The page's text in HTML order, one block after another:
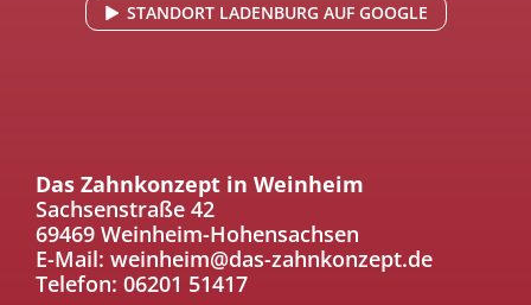
STANDORT LADENBURG AUF GOOGLE
Das Zahnkonzept in Weinheim
Sachsenstraße 42
69469 Weinheim-Hohensachsen
E-Mail: weinheim@das-zahnkonzept.de
Telefon: 06201 51417